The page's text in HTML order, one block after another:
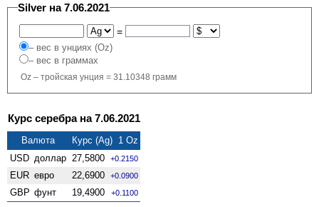
Silver на 7.06.2021
=
– вес в унциях (Oz)
– вес в граммах
Oz – тройская унция = 31.10348 грамм
Курс серебра на 7.06.2021
Валюта
Курс (Ag) 1 Oz
USD доллар 27,5800 +0.2150
EUR евро 22,6900 +0.0900
GBP фунт 19,4900 +0.1100